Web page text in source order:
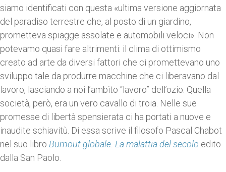
siamo identificati con questa «ultima versione aggiornata
del paradiso terrestre che, al posto di un giardino,
prometteva spiagge assolate e automobili veloci». Non
potevamo quasi fare altrimenti: il clima di ottimismo
creato ad arte da diversi fattori che ci promettevano uno
sviluppo tale da produrre macchine che ci liberavano dal
lavoro, lasciando a noi l’ambìto “lavoro” dell’ozio. Quella
società, però, era un vero cavallo di troia. Nelle sue
promesse di libertà spensierata ci ha portati a nuove e
inaudite schiavitù. Di essa scrive il filosofo Pascal Chabot
nel suo libro Burnout globale. La malattia del secolo edito
dalla San Paolo.